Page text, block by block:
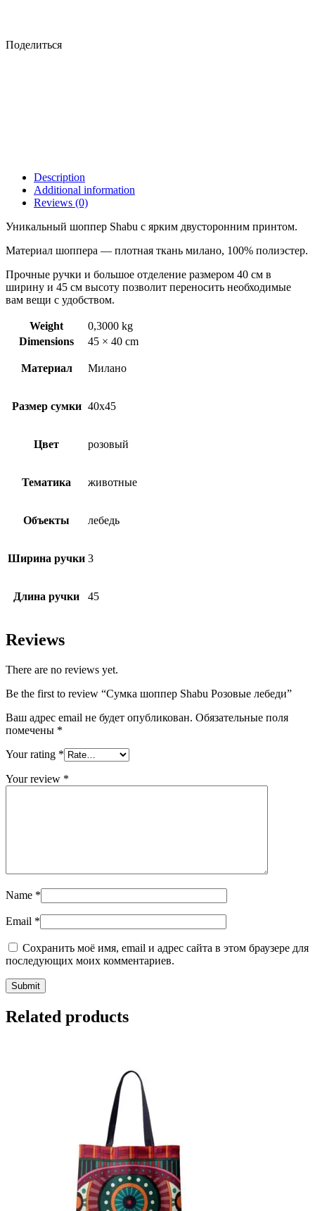
Поделиться
Description
Additional information
Reviews (0)
Уникальный шоппер Shabu с ярким двусторонним принтом.
Материал шоппера — плотная ткань милано, 100% полиэстер.
Прочные ручки и большое отделение размером 40 см в
ширину и 45 см высоту позволит переносить необходимые
вам вещи с удобством.
Weight
0,3000 kg
Dimensions
45 × 40 cm
Материал Милано
Размер сумки 40х45
Цвет розовый
Тематика животные
Объекты лебедь
Ширина ручки 3
Длина ручки 45
Reviews
There are no reviews yet.
Be the first to review “Сумка шоппер Shabu Розовые лебеди”
Ваш адрес email не будет опубликован. Обязательные поля
помечены *
Your rating *
Your review *
Name *
Email *
Сохранить моё имя, email и адрес сайта в этом браузере для
последующих моих комментариев.
Related products